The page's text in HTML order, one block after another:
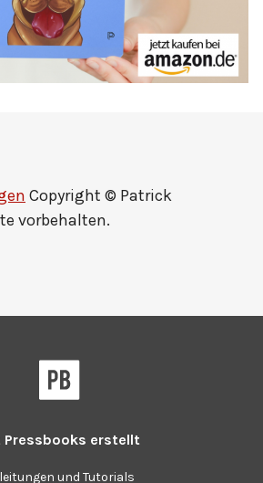
Copyright © Patrick
vorbehalten.
Pressbooks erstellt
und Tutorials